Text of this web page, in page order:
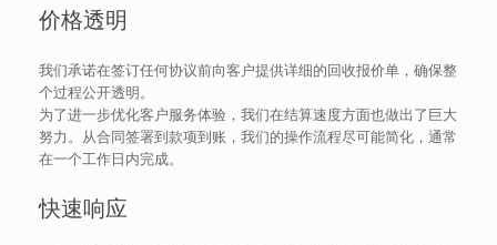
价格透明
我们承诺在签订任何协议前向客户提供详细的回收报价单，确保整
个过程公开透明。
为了进一步优化客户服务体验，我们在结算速度方面也做出了巨大
努力。从合同签署到款项到账，我们的操作流程尽可能简化，通常
在一个工作日内完成。
快速响应